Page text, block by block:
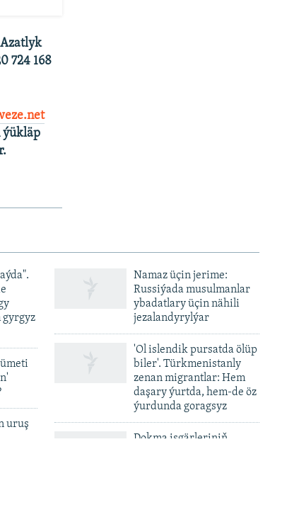
724 168
ýükläp
gyrgyz
uruş
Namaz üçin jerime:
Russiýada musulmanlar
ybadatlary üçin nähili
jezalandyrylýar
'Ol islendik pursatda ölüp
biler'. Türkmenistanly
zenan migrantlar: Hem
daşary ýurtda, hem-de öz
ýurdunda goragsyz
Dokma işgärleriniň